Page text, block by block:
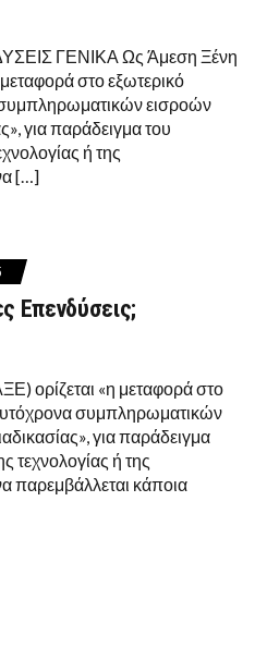
ΓΕΝΙΚΑ Ως Άμεση Ξένη
στο εξωτερικό
εισροών
για παράδειγμα του
ή της
[…]
Επενδύσεις;
ορίζεται «η μεταφορά στο
συμπληρωματικών
για παράδειγμα
τεχνολογίας ή της
παρεμβάλλεται κάποια